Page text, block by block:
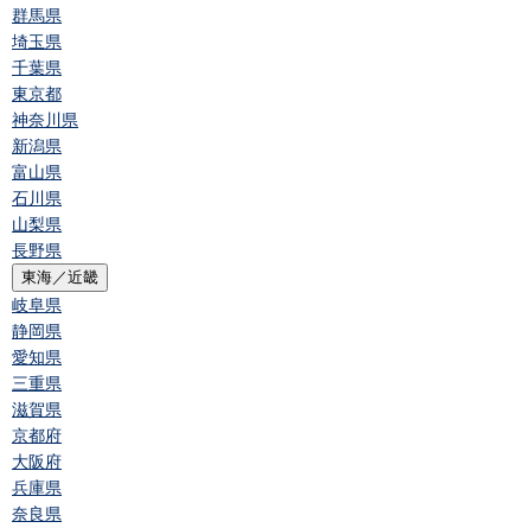
群馬県
埼玉県
千葉県
東京都
神奈川県
新潟県
富山県
石川県
山梨県
長野県
東海／近畿
岐阜県
静岡県
愛知県
三重県
滋賀県
京都府
大阪府
兵庫県
奈良県